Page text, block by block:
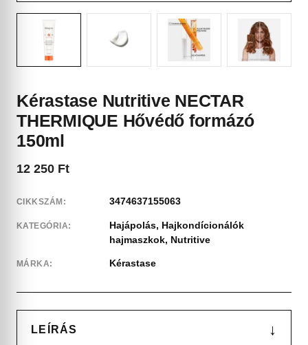
Kérastase Nutritive NECTAR
THERMIQUE Hővédő formázó
150ml
12 250 Ft
CIKKSZÁM: 3474637155063
KATEGÓRIA: Hajápolás, Hajkondícionálók
hajmaszkok, Nutritive
MÁRKA: Kérastase
LEÍRÁS ↓